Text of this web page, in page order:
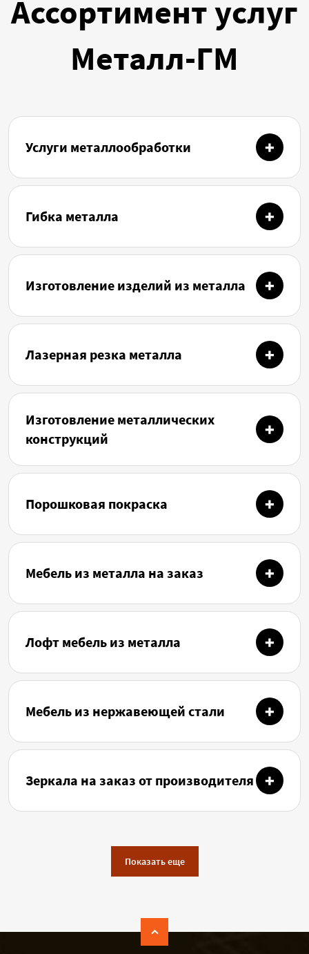
Ассортимент услуг
Металл-ГМ
Услуги металлообработки
Гибка металла
Изготовление изделий из металла
Лазерная резка металла
Изготовление металлических
конструкций
Порошковая покраска
Мебель из металла на заказ
Лофт мебель из металла
Мебель из нержавеющей стали
Зеркала на заказ от производителя
Показать еще